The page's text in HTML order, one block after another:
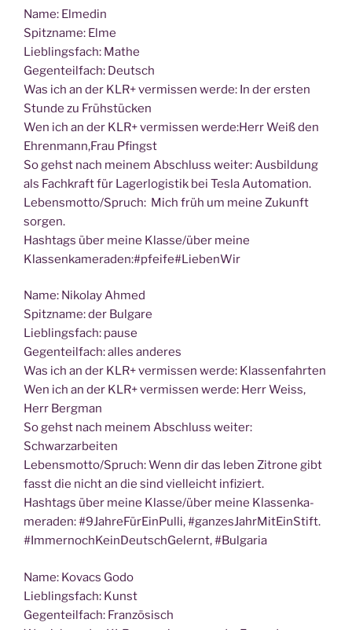
Name: Elme­din
Spitz­na­me: Elme
Lieb­lings­fach: Mathe
Gegen­teil­fach: Deutsch
Was ich an der KLR+ ver­mis­sen wer­de: In der ers­ten
Stun­de zu Frühstücken
Wen ich an der KLR+ ver­mis­sen werde:Herr Weiß den
Ehrenmann,Frau Pfingst
So gehst nach mei­nem Abschluss wei­ter: Aus­bil­dung
als Fach­kraft für Lager­lo­gis­tik bei Tes­la Automation.
Lebensmotto/Spruch: Mich früh um mei­ne Zukunft
sorgen.
Hash­tags über mei­ne Klasse/über mei­ne
Klassenkameraden:#pfeife#LiebenWir
Name: Niko­lay Ahmed
Spitz­na­me: der Bulgare
Lieb­lings­fach: pause
Gegen­teil­fach: alles anderes
Was ich an der KLR+ ver­mis­sen wer­de: Klassenfahrten
Wen ich an der KLR+ ver­mis­sen wer­de: Herr Weiss,
Herr Bergman
So gehst nach mei­nem Abschluss wei­ter:
Schwarzarbeiten
Lebensmotto/Spruch: Wenn dir das leben Zitro­ne gibt
fasst die nicht an die sind viel­leicht infiziert.
Hash­tags über mei­ne Klasse/über mei­ne Klas­sen­ka­
me­ra­den: #9JahreFürEinPulli, #gan­zes­Jahr­Mit­Ein­Stift.
#Immer­nochK­ein­Deutsch­Ge­lernt, #Bul­ga­ria
Name: Kovacs Godo
Lieb­lings­fach: Kunst
Gegen­teil­fach: Französisch